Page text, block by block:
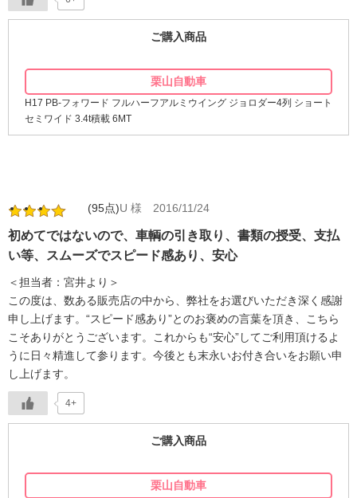
ご購入商品
栗山自動車
H17 PB-フォワード フルハーフアルミウイング ジョロダー4列 ショート
セミワイド 3.4t積載 6MT
(95点)U 様 2016/11/24
初めてではないので、車輌の引き取り、書類の授受、支払
い等、スムーズでスピード感あり、安心
＜担当者：宮井より＞
この度は、数ある販売店の中から、弊社をお選びいただき深く感謝
申し上げます。“スピード感あり”とのお褒めの言葉を頂き、こちら
こそありがとうございます。これからも“安心”してご利用頂けるよ
うに日々精進して参ります。今後とも末永いお付き合いをお願い申
し上げます。
4+
ご購入商品
栗山自動車